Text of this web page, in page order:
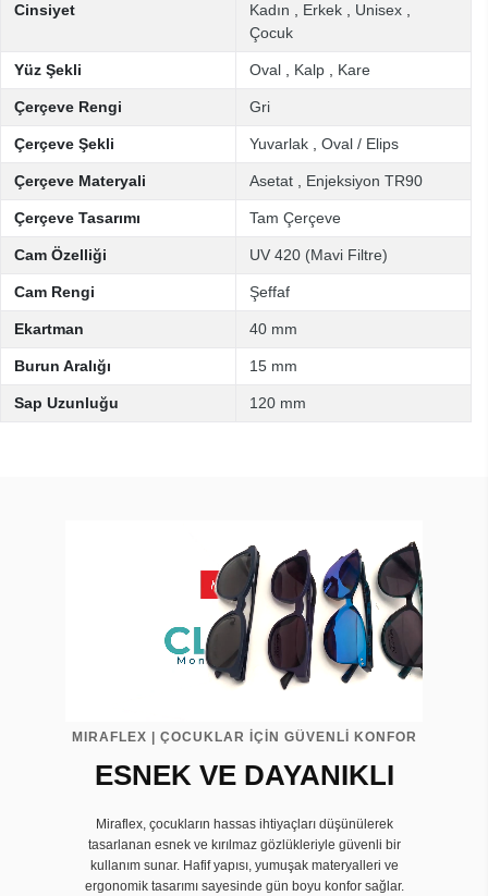
Cinsiyet Kadın Erkek Unisex
Çocuk
Yüz Şekli Oval Kalp Kare
Çerçeve Rengi Gri
Çerçeve Şekli Yuvarlak Oval / Elips
Çerçeve Materyali Asetat Enjeksiyon TR90
Çerçeve Tasarımı Tam Çerçeve
Cam Özelliği UV 420 (Mavi Filtre)
Cam Rengi Şeffaf
Ekartman 40 mm
Burun Aralığı 15 mm
Sap Uzunluğu 120 mm
MIRAFLEX | ÇOCUKLAR İÇİN GÜVENLİ KONFOR
ESNEK VE DAYANIKLI
Miraflex, çocukların hassas ihtiyaçları düşünülerek
tasarlanan esnek ve kırılmaz gözlükleriyle güvenli bir
kullanım sunar. Hafif yapısı, yumuşak materyalleri ve
ergonomik tasarımı sayesinde gün boyu konfor sağlar.